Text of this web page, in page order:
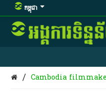
កម្ពុជា
/ Cambodia